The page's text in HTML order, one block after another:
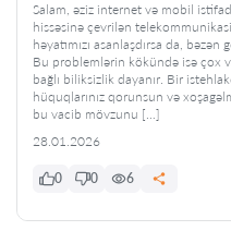
Salam, əziz internet və mobil
hissəsinə çevrilən
həyatımızı asanlaşdırsa da,
Bu problemlərin kökündə isə çox
bağlı biliksizlik dayanır. Bir
hüquqlarınız qorunsun və
bu vacib mövzunu […]
28.01.2026
0 0 6